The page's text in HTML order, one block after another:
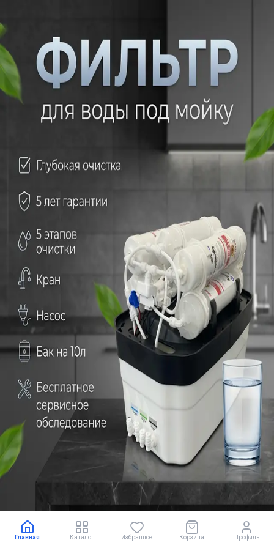
Политика конфиденциальности
Контакты
Стать продвацом
Главная
Дом
Водоочистка и фильтры
Водоочистка и фильтры
24700 сом
28229 сом
Фильтр для воды
Фильтры для воды
Купить сейчас В корзину
Главная Каталог Избранное Корзина Профиль